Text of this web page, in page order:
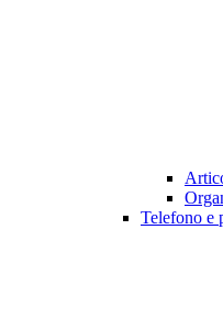
Telefono e